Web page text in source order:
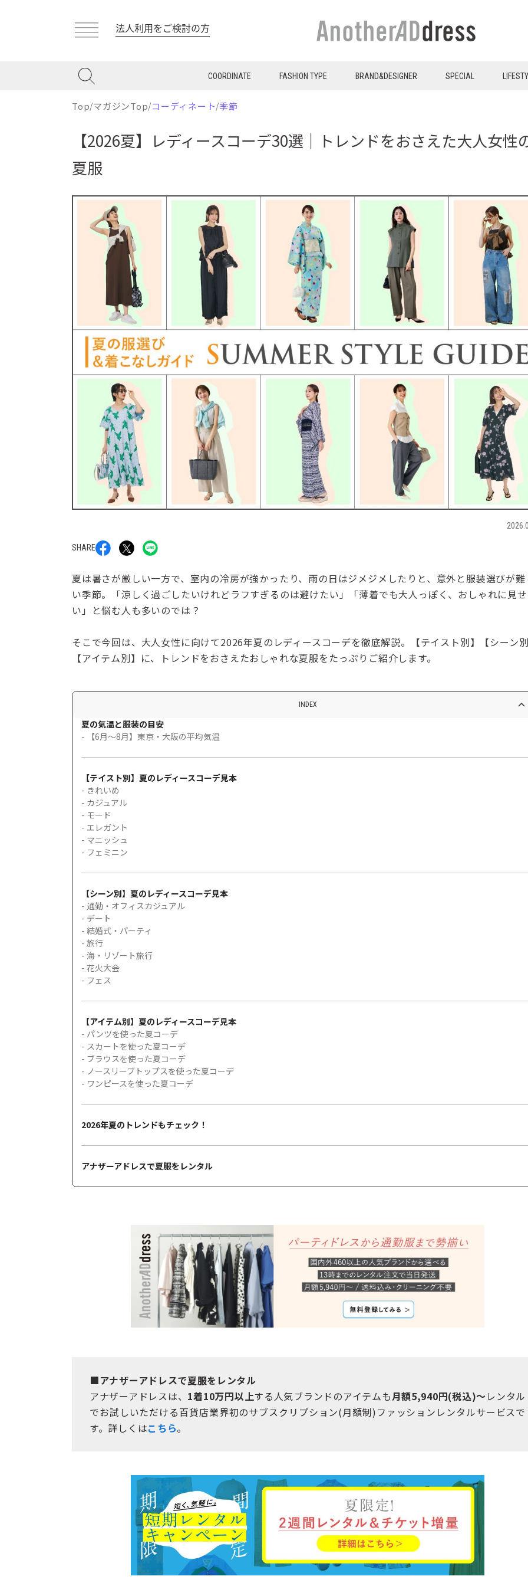
法人利用をご検討の方
COORDINATE FASHION TYPE BRAND&DESIGNER SPECIAL
Top/マガジンTop/コーディネート/季節
【2026夏】レディースコーデ30選｜トレンドをおさえた大人女性
夏服
SHARE
夏は暑さが厳しい一方で、室内の冷房が強かったり、雨の日はジメジメしたりと、意外と服装選びが難
い季節。「涼しく過ごしたいけれどラフすぎるのは避けたい」「薄着でも大人っぽく、おしゃれに見
い」と悩む人も多いのでは？
そこで今回は、大人女性に向けて2026年夏のレディースコーデを徹底解説。【テイスト別】【シーン別
【アイテム別】に、トレンドをおさえたおしゃれな夏服をたっぷりご紹介します。
INDEX
夏の気温と服装の目安
- 【6月～8月】東京・大阪の平均気温
【テイスト別】夏のレディースコーデ見本
- きれいめ
- カジュアル
- モード
- エレガント
- マニッシュ
- フェミニン
【シーン別】夏のレディースコーデ見本
- 通勤・オフィスカジュアル
- デート
- 結婚式・パーティ
- 旅行
- 海・リゾート旅行
- 花火大会
- フェス
【アイテム別】夏のレディースコーデ見本
- パンツを使った夏コーデ
- スカートを使った夏コーデ
- ブラウスを使った夏コーデ
- ノースリーブトップスを使った夏コーデ
- ワンピースを使った夏コーデ
2026年夏のトレンドもチェック！
アナザーアドレスで夏服をレンタル
■アナザーアドレスで夏服をレンタル
アナザーアドレスは、 1着10万円以上する人気ブランドのアイテムも月額5,940円(税込)～レンタル
でお試しいただける百貨店業界初のサブスクリプション(月額制)ファッションレンタルサービスで
す。詳しくはこちら。